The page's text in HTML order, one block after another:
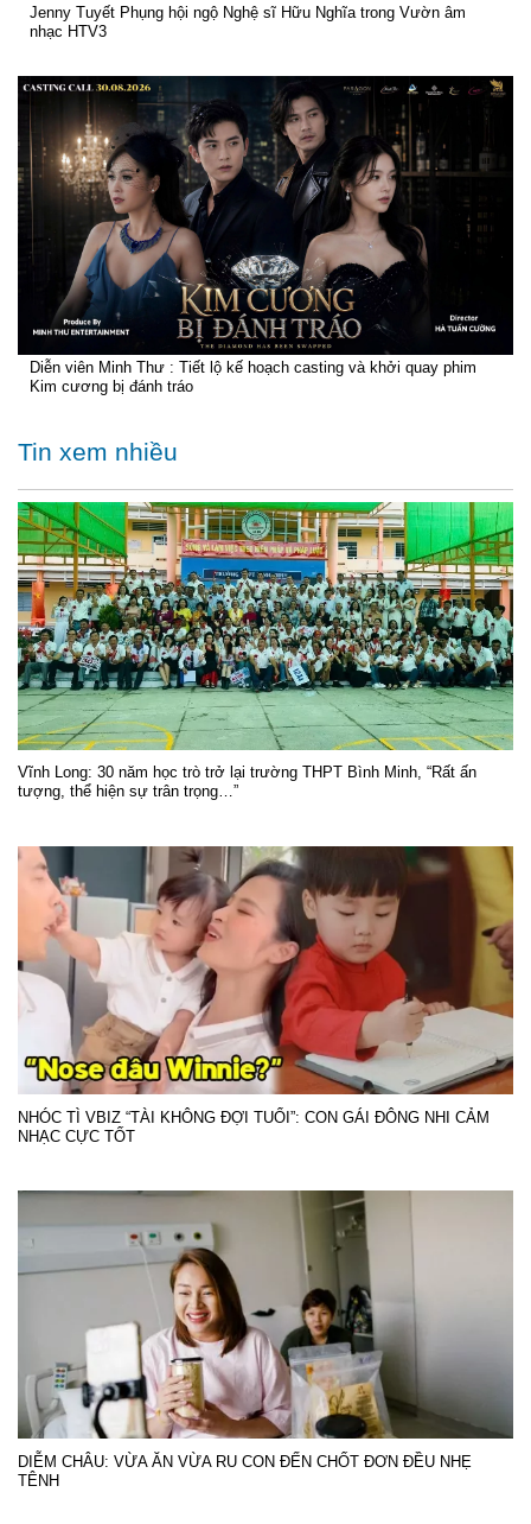
Jenny Tuyết Phụng hội ngộ Nghệ sĩ Hữu Nghĩa trong Vườn âm
nhạc HTV3
Diễn viên Minh Thư : Tiết lộ kế hoạch casting và khởi quay phim
Kim cương bị đánh tráo
Tin xem nhiều
Vĩnh Long: 30 năm học trò trở lại trường THPT Bình Minh, “Rất ấn
tượng, thể hiện sự trân trọng…”
NHÓC TÌ VBIZ “TÀI KHÔNG ĐỢI TUỔI”: CON GÁI ĐÔNG NHI CẢM
NHẠC CỰC TỐT
DIỄM CHÂU: VỪA ĂN VỪA RU CON ĐẾN CHỐT ĐƠN ĐỀU NHẸ
TÊNH